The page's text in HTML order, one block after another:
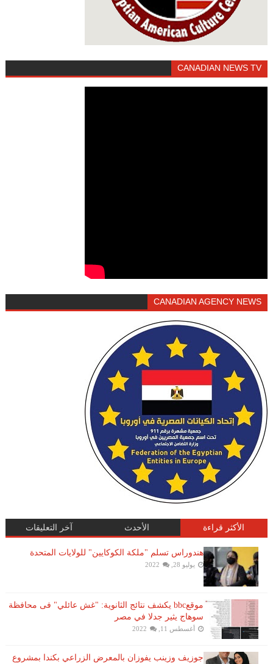
CANADIAN NEWS TV
CANADIAN AGENCY NEWS
الأكثر قراءة الأحدث آخر التعليقات
هندوراس تسلم "ملكة الكوكايين" للولايات المتحدة
يوليو 28, 2022
موقعbbc يكشف نتائج الثانوية: "غش عائلي" فى محافظة
سوهاج يثير جدلا في مصر
أغسطس 11, 2022
جوزيف وزينب يفوزان بالمعرض الزراعي بكندا بمشروع